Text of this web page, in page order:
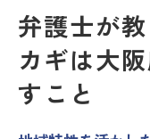
弁護士が
カギは大
すこと